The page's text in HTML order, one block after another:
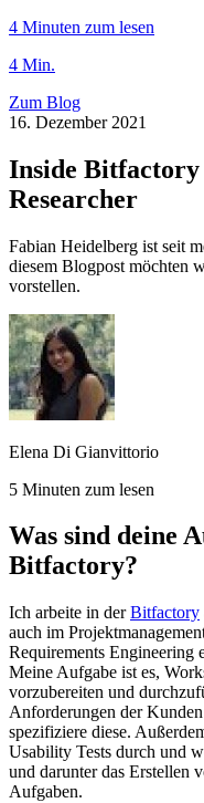
4 Minuten zum lesen
4 Min.
Zum Blog
16. Dezember 2021
Inside
Researcher
Fabian Heidelberg ist seit
diesem Blogpost möchten
vorstellen.
Elena Di Gianvittorio
5 Minuten zum lesen
Was sind deine
Bitfactory?
Ich arbeite in derBitfactory
auch im
Requirements Engineering
Meine Aufgabe ist es,
vorzubereiten und
Anforderungen der
spezifiziere diese.
Usability Tests durch und
und darunter das Erstellen
Aufgaben.